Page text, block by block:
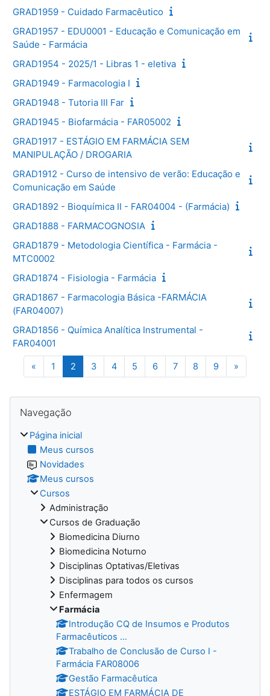
GRAD1959 - Cuidado Farmacêutico
GRAD1957 - EDU0001 - Educação e Comunicação em
Saúde - Farmácia
GRAD1954 - 2025/1 - Libras 1 - eletiva
GRAD1949 - Farmacologia I
GRAD1948 - Tutoria III Far
GRAD1945 - Biofarmácia - FAR05002
GRAD1917 - ESTÁGIO EM FARMÁCIA SEM
MANIPULAÇÃO / DROGARIA
GRAD1912 - Curso de intensivo de verão: Educação e
Comunicação em Saúde
GRAD1892 - Bioquímica II - FAR04004 - (Farmácia)
GRAD1888 - FARMACOGNOSIA
GRAD1879 - Metodologia Científica - Farmácia -
MTC0002
GRAD1874 - Fisiologia - Farmácia
GRAD1867 - Farmacologia Básica -FARMÁCIA
(FAR04007)
GRAD1856 - Química Analítica Instrumental -
FAR04001
« Página anterior
1 Página 1
2 Página 2
3Página 3
4Página 4
5 Página 5
6Página 6
7Página 7
8 Página 8
9Página 9
»
Blocos
Navegação
Página inicial
Meus cursos
Novidades
Meus cursos
Cursos
Administração
Cursos de Graduação
Biomedicina Diurno
Biomedicina Noturno
Disciplinas Optativas/Eletivas
Disciplinas para todos os cursos
Enfermagem
Farmácia
Introdução CQ de Insumos e Produtos
Farmacêuticos ...
Trabalho de Conclusão de Curso I -
Farmácia FAR08006
Gestão Farmacêutica
ESTÁGIO EM FARMÁCIA DE